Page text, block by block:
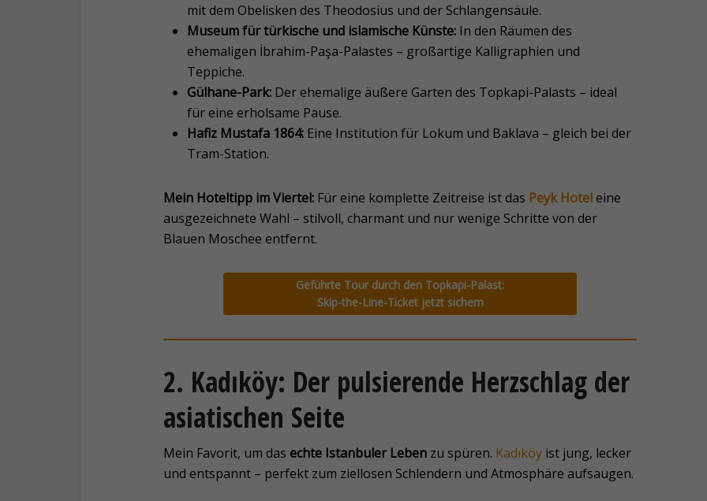
mit dem Obelisken des Theodosius und der Schlangensäule.
Museum für türkische und islamische Künste: In den Räumen des
ehemaligen İbrahim-Paşa-Palastes – großartige Kalligraphien und
Teppiche.
Gülhane-Park: Der ehemalige äußere Garten des Topkapi-Palasts – ideal
für eine erholsame Pause.
Hafiz Mustafa 1864: Eine Institution für Lokum und Baklava – gleich bei der
Tram-Station.
Mein Hoteltipp im Viertel: Für eine komplette Zeitreise ist das Peyk Hoteleine
ausgezeichnete Wahl – stilvoll, charmant und nur wenige Schritte von der
Blauen Moschee entfernt.
Geführte Tour durch den Topkapi-Palast:
Skip-the-Line-Ticket jetzt sichern
2. Kadıköy: Der pulsierende Herzschlag der
asiatischen Seite
Mein Favorit, um das echte Istanbuler Leben zu spüren. Kadıköy ist jung, lecker
und entspannt – perfekt zum ziellosen Schlendern und Atmosphäre aufsaugen.